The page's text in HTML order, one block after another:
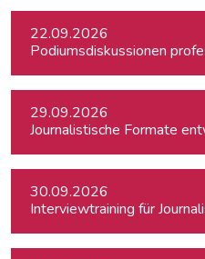
22.09.2026
Podiumsdiskussionen
29.09.2026
Journalistische Formate
30.09.2026
Interviewtraining für